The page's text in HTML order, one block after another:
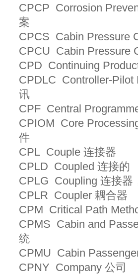
CPCP Corrosion
案
CPCS Cabin Pressure
CPCU Cabin Pressure
CPD Continuing
CPDLC Controller-Pilot
讯
CPF Central
CPIOM Core
件
CPL Couple 连接器
CPLD Coupled 连接的
CPLG Coupling 连接器
CPLR Coupler 耦合器
CPM Critical Path
CPMS Cabin and
统
CPMU Cabin
CPNY Company 公司